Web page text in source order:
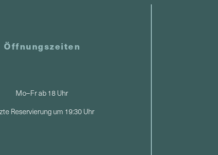
Öffnungszeiten
Mo–Fr ab 18 Uhr
Reservierung um 19:30 Uhr